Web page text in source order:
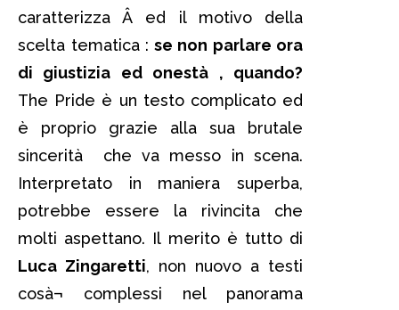
caratterizza Â ed il motivo della
scelta tematica : se non parlare ora
di giustizia ed onestà , quando?
The Pride è un testo complicato ed
è proprio grazie alla sua brutale
sincerità che va messo in scena.
Interpretato in maniera superba,
potrebbe essere la rivincita che
molti aspettano. Il merito è tutto di
Luca Zingaretti, non nuovo a testi
cosà¬ complessi nel panorama